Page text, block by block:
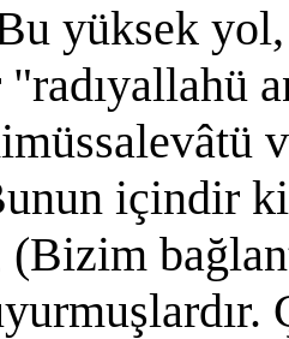
yüksek
içindir